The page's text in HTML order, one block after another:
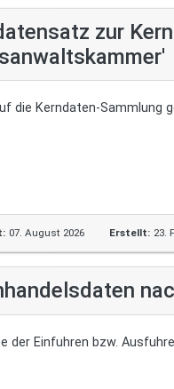
zur
die Kerndaten-Sammlung
07. August 2026 Erstellt: 23.
der Einfuhren bzw.